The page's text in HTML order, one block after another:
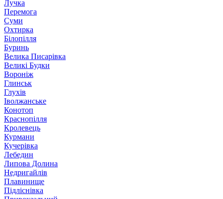
Лучка
Перемога
Суми
Охтирка
Білопілля
Буринь
Велика Писарівка
Великі Будки
Вороніж
Глинськ
Глухів
Іволжанське
Конотоп
Краснопілля
Кролевець
Курмани
Кучерівка
Лебедин
Липова Долина
Недригайлів
Плавинище
Підліснівка